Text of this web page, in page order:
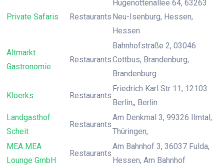
Private Safaris Restaurants
Hugenottenallee 64, 63263
Neu-Isenburg, Hessen,
Hessen
Altmarkt
Gastronomie
Restaurants
Bahnhofstraße 2, 03046
Cottbus, Brandenburg,
Brandenburg
Kloerks Restaurants
Friedrich Karl Str 11, 12103
Berlin,, Berlin
Landgasthof
Scheit
Restaurants
Am Denkmal 3, 99326 Ilmtal,
Thüringen,
MEA MEA
Lounge GmbH
Restaurants
Am Bahnhof 3, 36037 Fulda,
Hessen, Am Bahnhof